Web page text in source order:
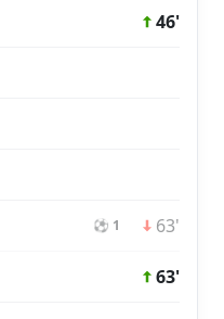
46'
⚽ 1 63'
63'